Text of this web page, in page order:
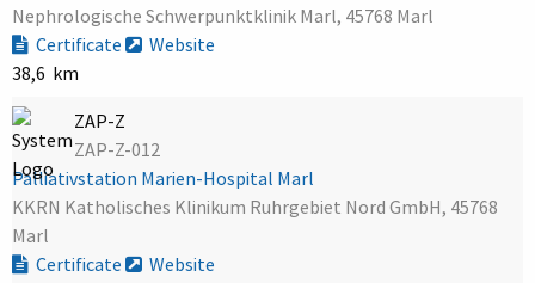
Nephrologische Schwerpunktklinik Marl, 45768 Marl
Certificate
Website
38,6 km
ZAP-Z
ZAP-Z-012
Palliativstation Marien-Hospital Marl
KKRN Katholisches Klinikum Ruhrgebiet Nord GmbH, 45768
Marl
Certificate
Website